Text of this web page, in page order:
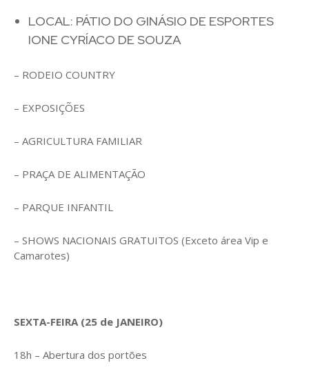
LOCAL: PÁTIO DO GINÁSIO DE ESPORTES
IONE CYRÍACO DE SOUZA
– RODEIO COUNTRY
– EXPOSIÇÕES
– AGRICULTURA FAMILIAR
– PRAÇA DE ALIMENTAÇÃO
– PARQUE INFANTIL
– SHOWS NACIONAIS GRATUITOS (Exceto área Vip e
Camarotes)
SEXTA-FEIRA (25 de JANEIRO)
18h – Abertura dos portões